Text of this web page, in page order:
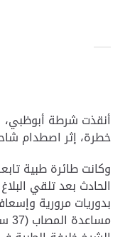
أنقذت شرطة أبوظبي،
خطرة، إثر اصطدام
وكانت طائرة طبية
الحادث بعد تلقي
بدوريات مرورية